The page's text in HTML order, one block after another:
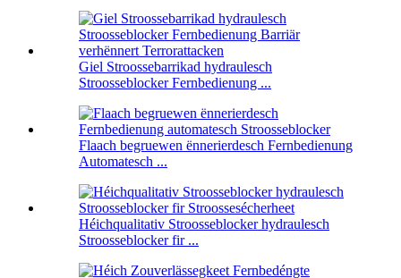
Giel Stroossebarrikad hydraulesch
Stroosseblocker Fernbedienung ...
Flaach begruewen ënnerierdesch Fernbedienung
Automatesch ...
Héichqualitativ Stroosseblocker hydraulesch
Stroosseblocker fir ...